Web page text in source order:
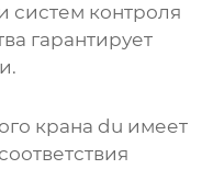
систем контроля
гарантирует
крана du имеет